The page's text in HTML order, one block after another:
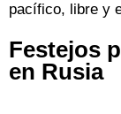
pacífico, libre y
Festejos
en Rusia